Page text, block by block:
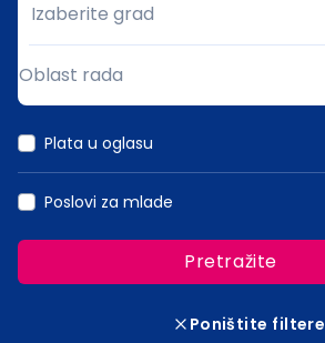
Grad
Izaberite grad
Oblast rada
Plata u oglasu
Poslovi za mlade
Pretražite
Poništite filtere